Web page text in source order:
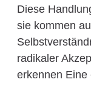
Diese
sie kommen
radikaler
erkennen Eine